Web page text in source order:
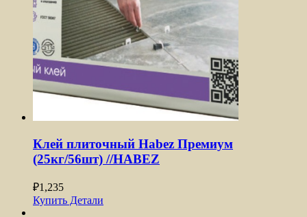
Клей плиточный Habez Премиум
(25кг/56шт) //HABEZ
₽1,235
Купить Детали